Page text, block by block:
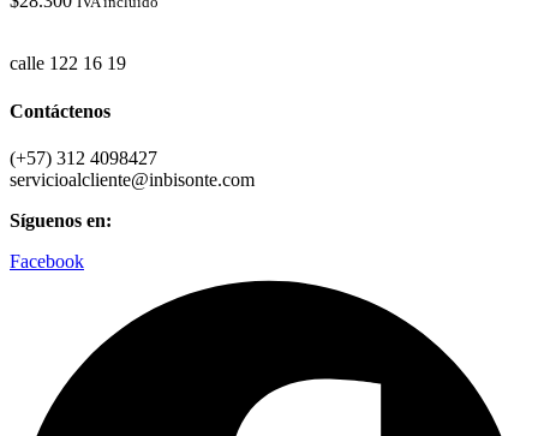
calle 122 16 19
Contáctenos
(+57) 312 4098427
servicioalcliente@inbisonte.com
Síguenos en:
Facebook